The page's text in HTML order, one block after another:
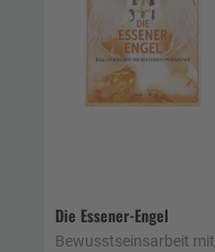
Die Essener-Engel
Bewusstseinsarbeit mit